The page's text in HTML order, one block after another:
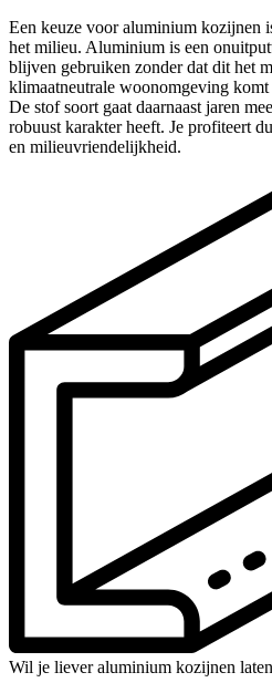
Een keuze voor aluminium kozijnen
het milieu. Aluminium is een
blijven gebruiken zonder dat dit het
klimaatneutrale woonomgeving
De stof soort gaat daarnaast jaren
robuust karakter heeft. Je profiteert
en milieuvriendelijkheid.
Wil je liever aluminium kozijnen